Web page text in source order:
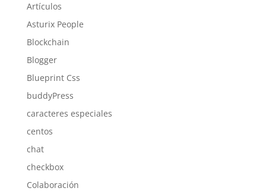
Artículos
Asturix People
Blockchain
Blogger
Blueprint Css
buddyPress
caracteres especiales
centos
chat
checkbox
Colaboración